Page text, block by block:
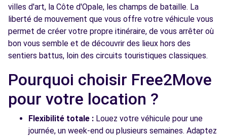
villes d'art, la Côte d'Opale, les champs de bataille. La
liberté de mouvement que vous offre votre véhicule vous
permet de créer votre propre itinéraire, de vous arrêter où
bon vous semble et de découvrir des lieux hors des
sentiers battus, loin des circuits touristiques classiques.
Pourquoi choisir Free2Move
pour votre location ?
Flexibilité totale : Louez votre véhicule pour une
journée, un week-end ou plusieurs semaines. Adaptez